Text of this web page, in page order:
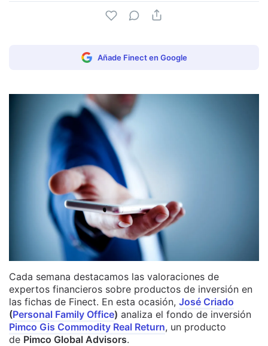
Añade Finect en Google
Cada semana destacamos las valoraciones de
expertos financieros sobre productos de inversión en
las fichas de Finect. En esta ocasión, José Criado
(Personal Family Office) analiza el fondo de inversión
Pimco Gis Commodity Real Return, un producto
de Pimco Global Advisors.